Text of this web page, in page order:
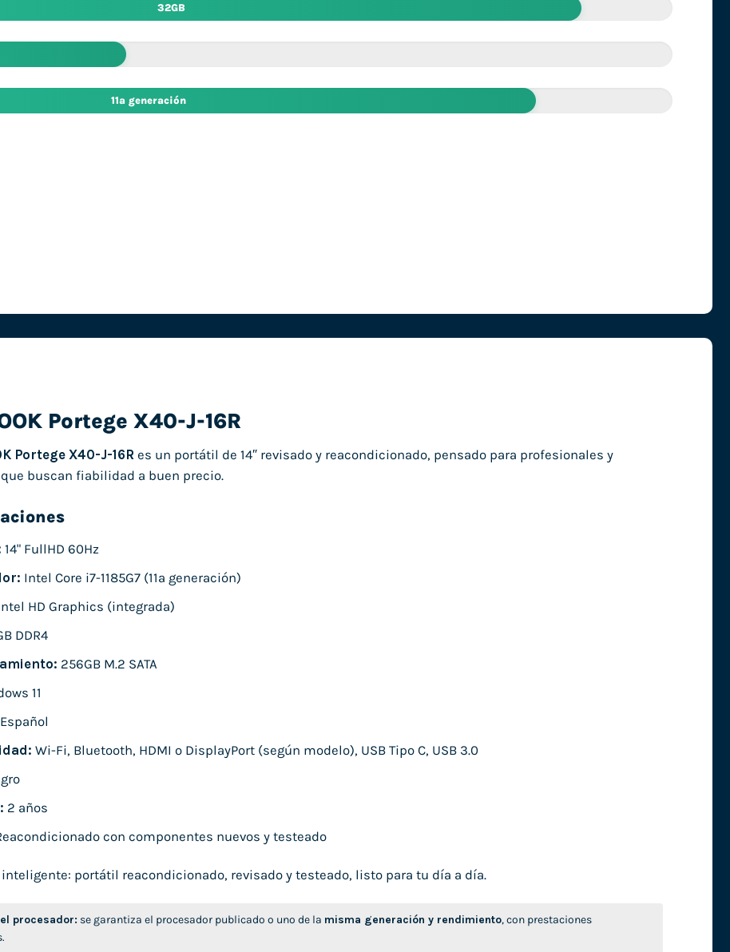
32GB
11ª generación
Portege X40-J-16R
Portege X40-J-16R es un portátil de 14″ revisado y reacondicionado, pensado para profesionales y
buscan fiabilidad a buen precio.
14" FullHD 60Hz
Intel Core i7-1185G7 (11ª generación)
HD Graphics (integrada)
DDR4
256GB M.2 SATA
11
Español
Wi-Fi, Bluetooth, HDMI o DisplayPort (según modelo), USB Tipo C, USB 3.0
2 años
con componentes nuevos y testeado
portátil reacondicionado, revisado y testeado, listo para tu día a día.
procesador: se garantiza el procesador publicado o uno de la misma generación y rendimiento, con prestaciones